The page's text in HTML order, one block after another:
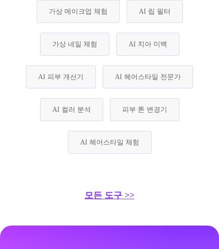
가상 메이크업 체험 AI 립 필터
가상 네일 체험 AI 치아 미백
AI 피부 개선기 AI 헤어스타일 전문가
AI 컬러 분석 피부 톤 변경기
AI 헤어스타일 체험
모든 도구 >>